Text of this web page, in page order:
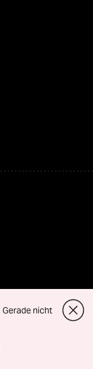
Gerade nicht